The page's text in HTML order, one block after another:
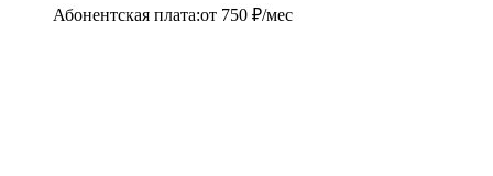
Абонентская плата:от 750 ₽/мес